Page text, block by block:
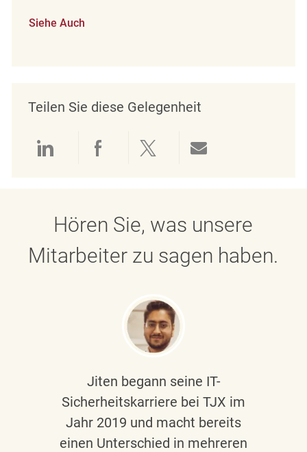
Siehe Auch
Teilen Sie diese Gelegenheit
Über LinkedIn teilen
Über Facebook teilen
Über Twitter teilen
Hören Sie, was unsere
Mitarbeiter zu sagen haben.
Jiten begann seine IT-
Sicherheitskarriere bei TJX im
Jahr 2019 und macht bereits
einen Unterschied in mehreren